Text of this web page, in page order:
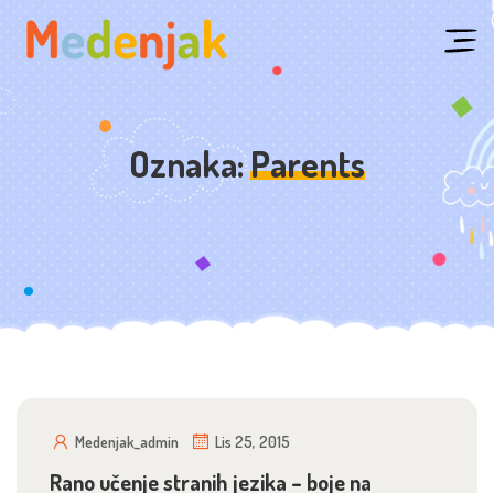
Skip
Oznaka:Parents
Medenjak_admin Lis 25, 2015
Rano učenje stranih jezika – boje na